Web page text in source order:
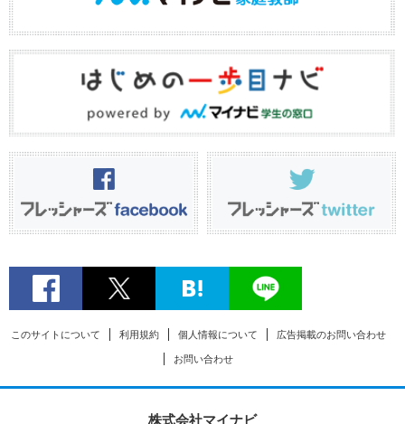
このサイトについて 利用規約 個人情報について 広告掲載のお問い合わせ
お問い合わせ
株式会社マイナビ